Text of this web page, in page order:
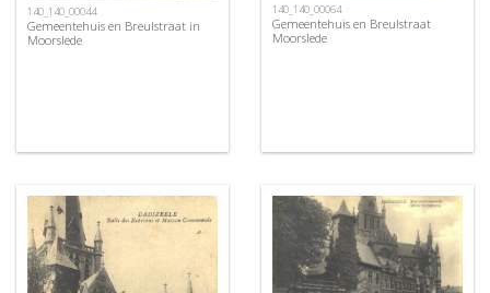
140_140_00044
Gemeentehuis en Breulstraat in
Moorslede
140_140_00064
Gemeentehuis en Breulstraat
Moorslede